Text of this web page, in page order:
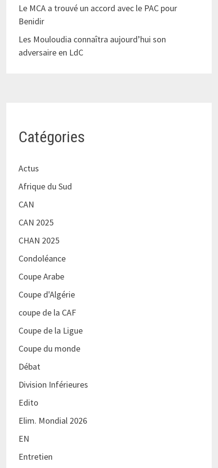
Le MCA a trouvé un accord avec le PAC pour
Benidir
Les Mouloudia connaîtra aujourd’hui son
adversaire en LdC
Catégories
Actus
Afrique du Sud
CAN
CAN 2025
CHAN 2025
Condoléance
Coupe Arabe
Coupe d'Algérie
coupe de la CAF
Coupe de la Ligue
Coupe du monde
Débat
Division Inférieures
Edito
Elim. Mondial 2026
EN
Entretien